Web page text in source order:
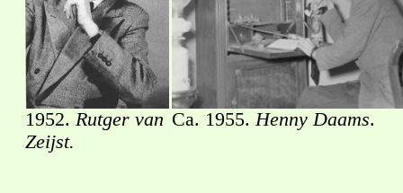
1952. Rutger van
Zeijst.
Ca. 1955.Henny Daams.